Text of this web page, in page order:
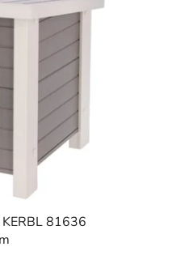
81636